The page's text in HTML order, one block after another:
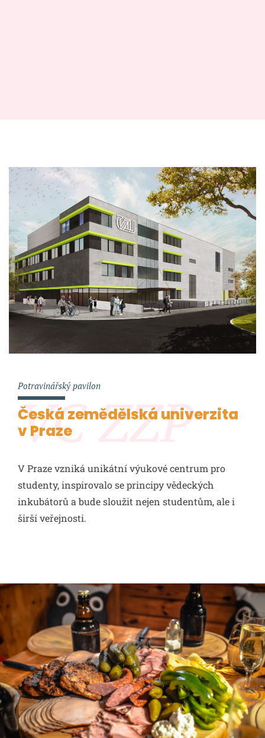
VC ZZP
Potravinářský pavilon
Česká zemědělská univerzita
v Praze
V Praze vzniká unikátní výukové centrum pro
studenty, inspirovalo se principy vědeckých
inkubátorů a bude sloužit nejen studentům, ale i
širší veřejnosti.